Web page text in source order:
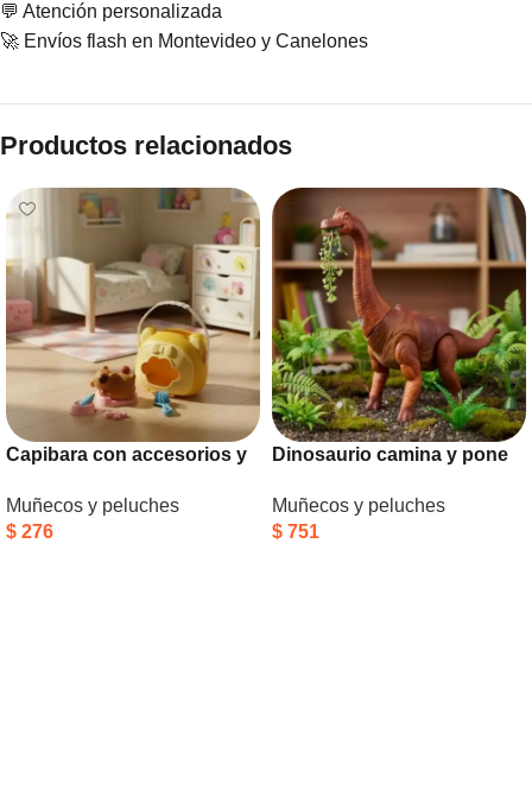
💬 Atención personalizada
🚀 Envíos flash en Montevideo y Canelones
Productos relacionados
Capibara con accesorios y
Muñecos y peluches
$ 276
Dinosaurio camina y pone
Muñecos y peluches
$ 751